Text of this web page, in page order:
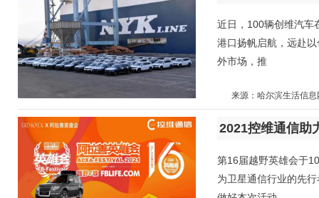
近日，100辆创维汽车
港口扬帆启航，远赴
外市场，推
来源：哈尔滨生活信息
2021控维通信助
第16届越野英雄会于
为卫星通信行业的先